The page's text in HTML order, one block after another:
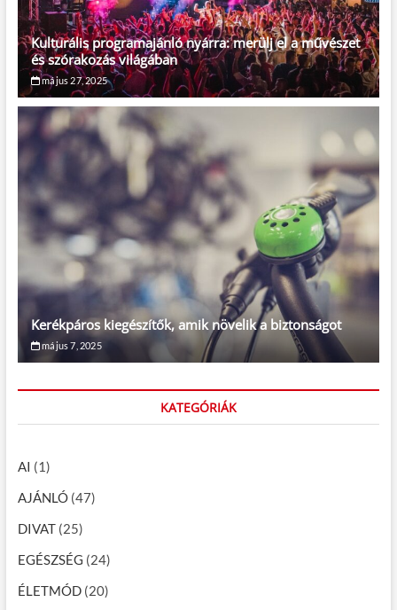
Kulturális programajánló nyárra: merülj el a művészet
és szórakozás világában
május 27, 2025
Kerékpáros kiegészítők, amik növelik a biztonságot
május 7, 2025
KATEGÓRIÁK
AI (1)
AJÁNLÓ(47)
DIVAT(25)
EGÉSZSÉG (24)
ÉLETMÓD(20)